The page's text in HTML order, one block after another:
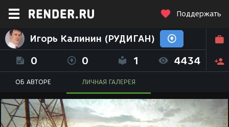
Поддержать
Игорь Калинин (РУДИГАН)
0 0 1 4434
ОБ АВТОРЕ ЛИЧНАЯ ГАЛЕРЕЯ